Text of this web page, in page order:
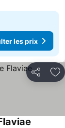
les prix
Partager